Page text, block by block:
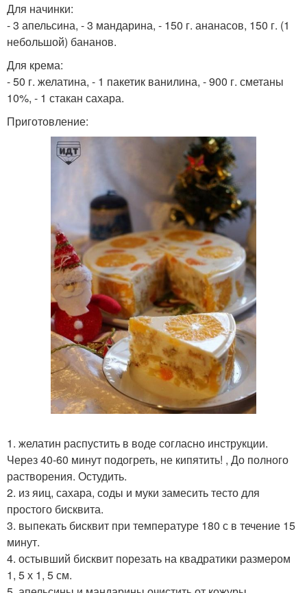
Для начинки:
- 3 апельсина, - 3 мандарина, - 150 г. ананасов, 150 г. (1
небольшой) бананов.
Для крема:
- 50 г. желатина, - 1 пакетик ванилина, - 900 г. сметаны
10%, - 1 стакан сахара.
Приготовление:
1. желатин распустить в воде согласно инструкции.
Через 40-60 минут подогреть, не кипятить! , До полного
растворения. Остудить.
2. из яиц, сахара, соды и муки замесить тесто для
простого бисквита.
3. выпекать бисквит при температуре 180 с в течение 15
минут.
4. остывший бисквит порезать на квадратики размером
1, 5 х 1, 5 см.